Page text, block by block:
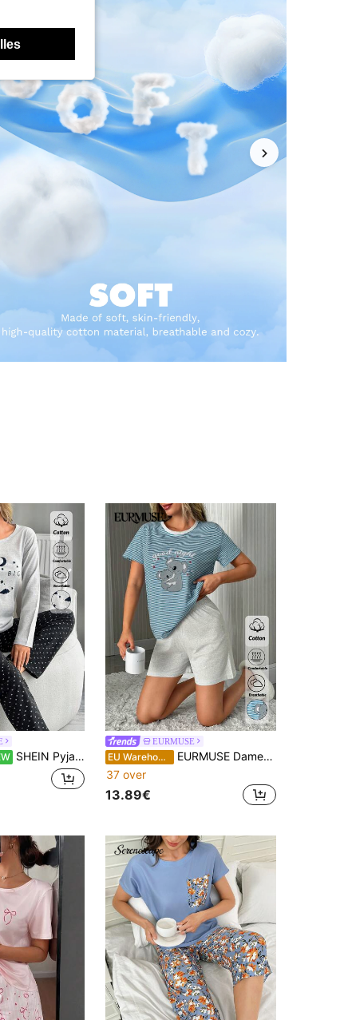
SHEIN Pyjamaset met sterren- en maanprint, T-shirt met lange mouwen en droomprint & broek met stippen, zachte stretch lounge set, schattige nachtkleding, Y2K-esthetiek, huispak
EURMUSE
EU Warehouse
EURMUSE Dames katoenen 2-delige pyjamaset met contrasterende bies en cartoon koala-print, bestaande uit een shirt met korte mouwen en een effen short.
37 over
13.89€